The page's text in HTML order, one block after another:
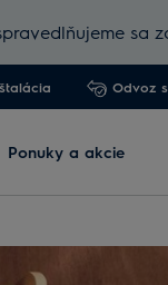
sa
Odvoz
Ponuky a akcie